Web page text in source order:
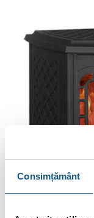
Consimțământ